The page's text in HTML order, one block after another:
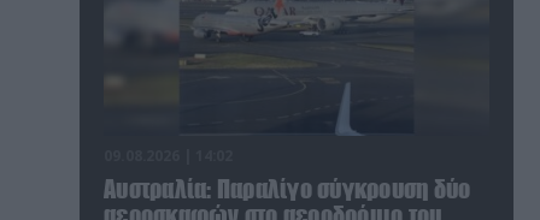
Αυστραλία: Παραλίγο σύγκρουση δύο